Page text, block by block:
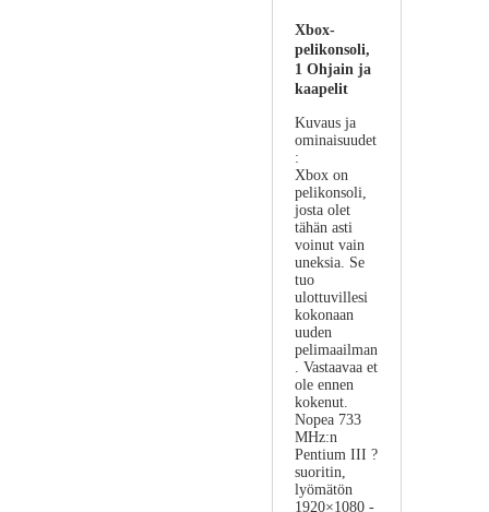
Xbox-
pelikonsoli,
1 Ohjain ja
kaapelit
Kuvaus ja
ominaisuudet
:
Xbox on
pelikonsoli,
josta olet
tähän asti
voinut vain
uneksia. Se
tuo
ulottuvillesi
kokonaan
uuden
pelimaailman
. Vastaavaa et
ole ennen
kokenut.
Nopea 733
MHz:n
Pentium III ?
suoritin,
lyömätön
1920×1080 -